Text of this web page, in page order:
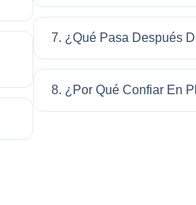
7. ¿Qué Pasa Después
8. ¿Por Qué Confiar En